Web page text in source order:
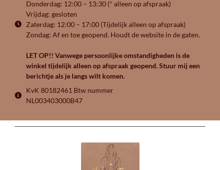
Donderdag: 12:00 – 13:30 (* alleen op afspraak)
Vrijdag: gesloten
Zaterdag: 12:00 – 17:00 (Tijdelijk alleen op afspraak)
Zondag: Af en toe geopend. Houdt de website in de gaten.
LET OP!! Vanwege persoonlijke omstandigheden is de
winkel tijdelijk alleen op afspraak geopend. Stuur mij een
berichtje als je langs wilt komen.
KvK 80182461 Btw nummer
NL003403000B47